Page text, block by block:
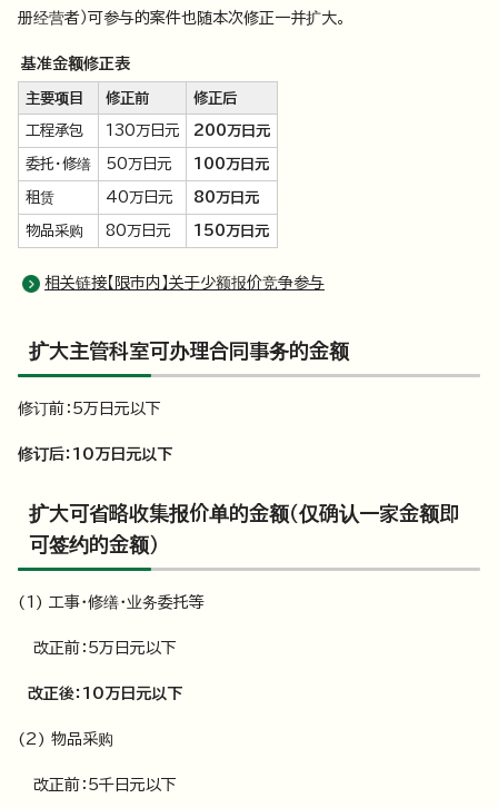
册经营者）可参与的案件也随本次修正一并扩大。
基准金额修正表
主要项目 修正前 修正后
工程承包 130万日元 200万日元
委托・修缮 50万日元 100万日元
租赁 40万日元 80万日元
物品采购 80万日元 150万日元
相关链接【限市内】关于少额报价竞争参与
扩大主管科室可办理合同事务的金额
修订前：5万日元以下
修订后：10万日元以下
扩大可省略收集报价单的金额（仅确认一家金额即
可签约的金额）
(1) 工事・修缮・业务委托等
改正前：5万日元以下
改正後：10万日元以下
(2) 物品采购
改正前：5千日元以下